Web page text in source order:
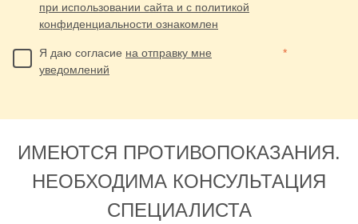
при использовании сайта и с политикой
конфиденциальности ознакомлен
Я даю согласие на отправку мне
уведомлений
*
ИМЕЮТСЯ ПРОТИВОПОКАЗАНИЯ.
НЕОБХОДИМА КОНСУЛЬТАЦИЯ
СПЕЦИАЛИСТА